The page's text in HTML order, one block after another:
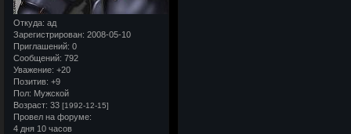
Откуда: ад
Зарегистрирован: 2008-05-10
Приглашений: 0
Сообщений: 792
Уважение: +20
Позитив: +9
Пол: Мужской
Возраст: 33 [1992-12-15]
Провел на форуме:
4 дня 10 часов